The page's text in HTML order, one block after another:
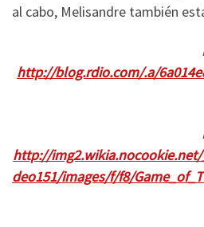
al cabo, Melisandre también
http://blog.rdio.com/.a/
http://img2.wikia.nocookie.net/
deo151/images/f/f8/